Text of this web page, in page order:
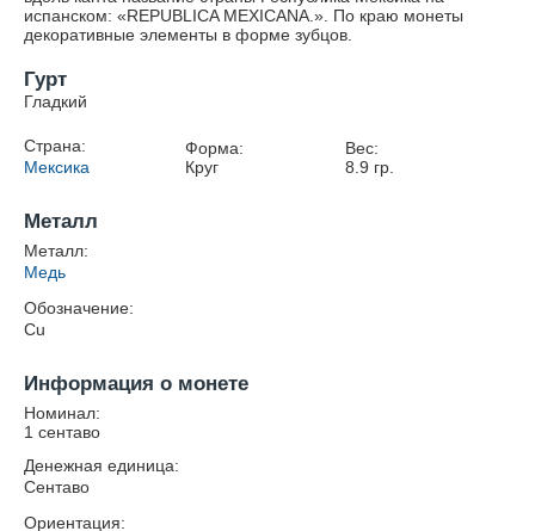
испанском: «REPUBLICA MEXICANA.». По краю монеты
декоративные элементы в форме зубцов.
Гурт
Гладкий
Страна:
Мексика
Форма:
Круг
Вес:
8.9 гр.
Металл
Металл:
Медь
Обозначение:
Cu
Информация о монете
Номинал:
1 сентаво
Денежная единица:
Сентаво
Ориентация: